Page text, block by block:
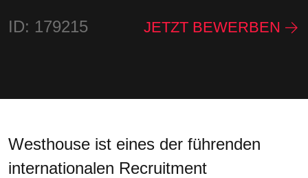
ID: 179215 JETZT BEWERBEN
Westhouse ist eines der führenden
internationalen Recruitment